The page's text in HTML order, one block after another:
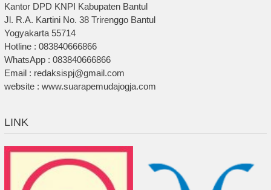
Kantor DPD KNPI Kabupaten Bantul
Jl. R.A. Kartini No. 38 Trirenggo Bantul
Yogyakarta 55714
Hotline : 083840666866
WhatsApp : 083840666866
Email : redaksispj@gmail.com
website : www.suarapemudajogja.com
LINK